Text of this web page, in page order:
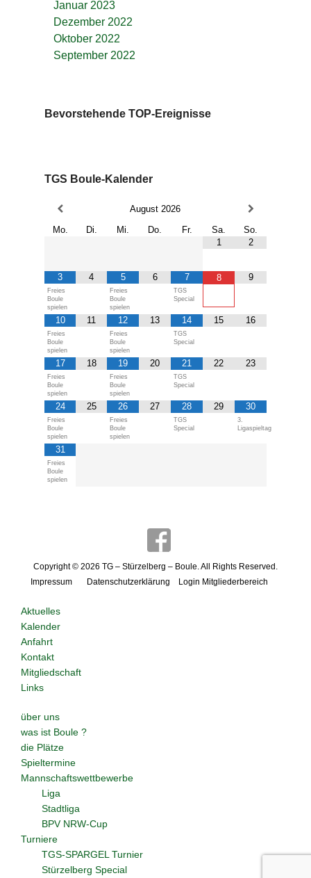
Januar 2023
Dezember 2022
Oktober 2022
September 2022
Bevorstehende TOP-Ereignisse
TGS Boule-Kalender
August 2026
Mo.
Di. Mi. Do. Fr. Sa.
So.
1
2
3
Freies
Boule
spielen
4 5
Freies
Boule
spielen
6 7
TGS
Special
8 9
10
Freies
Boule
spielen
11 12
Freies
Boule
spielen
13 14
TGS
Special
15 16
17
Freies
Boule
spielen
18 19
Freies
Boule
spielen
20 21
TGS
Special
22 23
24
Freies
Boule
spielen
25 26
Freies
Boule
spielen
27 28
TGS
Special
29 30
3.
Ligaspieltag
31
Freies
Boule
spielen
Copyright © 2026 TG – Stürzelberg – Boule . All Rights Reserved.
Impressum
Datenschutzerklärung Login Mitgliederbereich
Aktuelles
Kalender
Anfahrt
Kontakt
Mitgliedschaft
Links
über uns
was ist Boule ?
die Plätze
Spieltermine
Mannschaftswettbewerbe
Liga
Stadtliga
BPV NRW-Cup
Turniere
TGS-SPARGEL Turnier
Stürzelberg Special